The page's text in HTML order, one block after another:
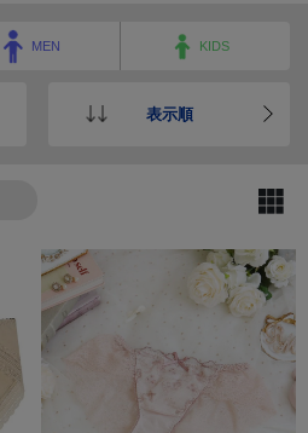
MEN KIDS
表示順